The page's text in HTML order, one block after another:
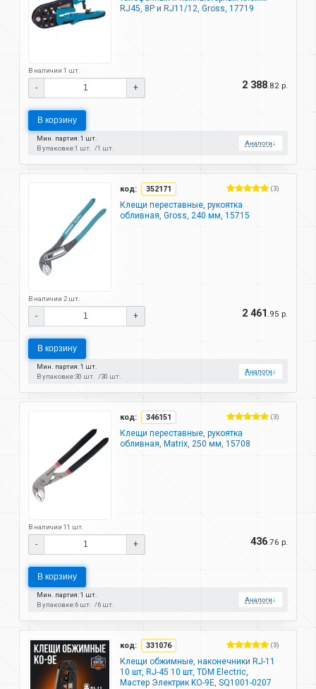
RJ45, 8P и RJ11/12, Gross, 17719
В наличии 1 шт.
- + 2 388 .82 р.
В корзину
Мин. партия: 1 шт.
В упаковке:1 шт. 1 шт.
Аналоги↓
код: 352171 (3)
Клещи переставные, рукоятка
обливная, Gross, 240 мм, 15715
В наличии 2 шт.
- + 2 461 .95 р.
В корзину
Мин. партия: 1 шт.
В упаковке:30 шт. 30 шт.
Аналоги↓
код: 346151 (3)
Клещи переставные, рукоятка
обливная, Matrix, 250 мм, 15708
В наличии 11 шт.
- + 436 .76 р.
В корзину
Мин. партия: 1 шт.
В упаковке:6 шт. 6 шт.
Аналоги↓
код: 331076 (3)
Клещи обжимные, наконечники RJ-11
10 шт, RJ-45 10 шт, TDM Electric,
Мастер Электрик KO-9E, SQ1001-0207